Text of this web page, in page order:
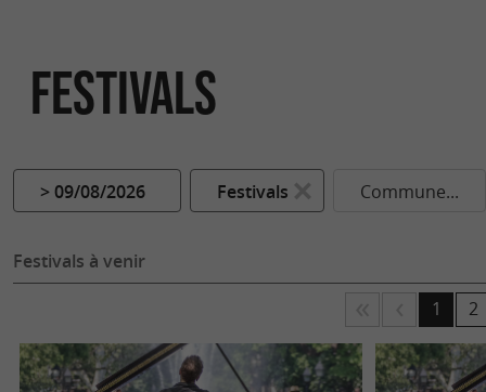
Festivals
> 09/08/2026 Festivals Commune...
Festivals à venir
1 2